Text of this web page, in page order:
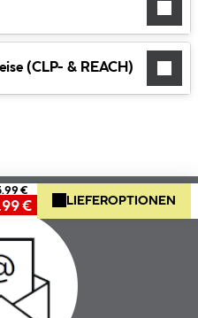
(CLP- & REACH)
€
€ LIEFEROPTIONEN